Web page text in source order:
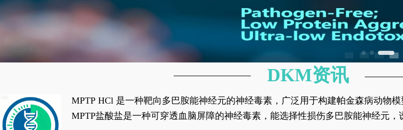
MPTP HCl 是一种靶向多巴胺能神经元的神经毒素，广泛用于构建帕金森病动物
经典应用即为选择性损毁中脑黑质致密部多巴胺能神经元，从而可靠模拟帕金森
MPTP盐酸盐是一种可穿透血脑屏障的神经毒素，能选择性损伤多巴胺能神经元
DKM资讯